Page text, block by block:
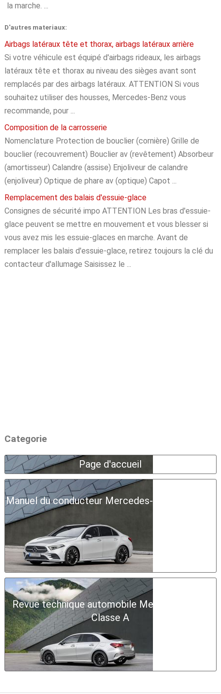
la marche. ...
D'autres materiaux:
Airbags latéraux tête et thorax, airbags latéraux arrière
Si votre véhicule est équipé d'airbags rideaux, les airbags
latéraux tête et thorax au niveau des sièges avant sont
remplacés par des airbags latéraux. ATTENTION Si vous
souhaitez utiliser des housses, Mercedes-Benz vous
recommande, pour ...
Composition de la carrosserie
Nomenclature Protection de bouclier (cornière) Grille de
bouclier (recouvrement) Bouclier av (revêtement) Absorbeur
(amortisseur) Calandre (assise) Enjoliveur de calandre
(enjoliveur) Optique de phare av (optique) Capot ...
Remplacement des balais d'essuie-glace
Consignes de sécurité impo ATTENTION Les bras d'essuie-
glace peuvent se mettre en mouvement et vous blesser si
vous avez mis les essuie-glaces en marche. Avant de
remplacer les balais d'essuie-glace, retirez toujours la clé du
contacteur d'allumage Saisissez le ...
Categorie
Page d'accueil
Manuel du conducteur Mercedes-Benz Classe A
Revue technique automobile Mercedes-Benz
Classe A